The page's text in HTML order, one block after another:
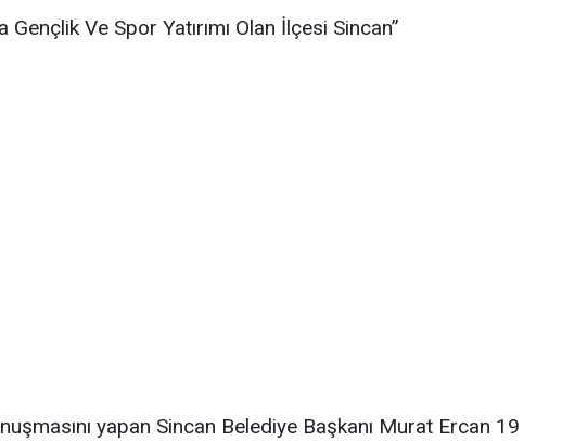
Gençlik Ve Spor Yatırımı Olan İlçesi Sincan”
yapan Sincan Belediye Başkanı Murat Ercan 19